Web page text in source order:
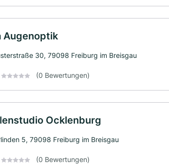
Augenoptik
30, 79098 Freiburg im Breisgau
(0 Bewertungen)
Ocklenburg
5, 79098 Freiburg im Breisgau
(0 Bewertungen)